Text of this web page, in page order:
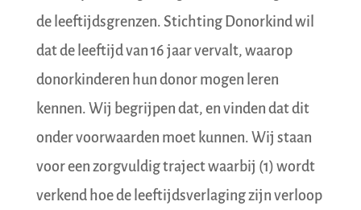
de leeftijdsgrenzen. Stichting Donorkind wil
dat de leeftijd van 16 jaar vervalt, waarop
donorkinderen hun donor mogen leren
kennen. Wij begrijpen dat, en vinden dat dit
onder voorwaarden moet kunnen. Wij staan
voor een zorgvuldig traject waarbij (1) wordt
verkend hoe de leeftijdsverlaging zijn verloop